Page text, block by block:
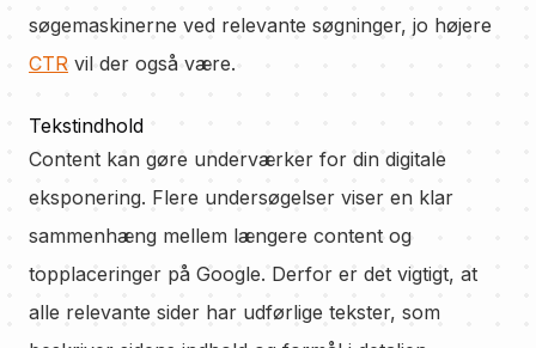
søgemaskinerne ved relevante søgninger, jo højere
CTR vil der også være.
Tekstindhold
Content kan gøre underværker for din digitale
eksponering. Flere undersøgelser viser en klar
sammenhæng mellem længere content og
topplaceringer på Google. Derfor er det vigtigt, at
alle relevante sider har udførlige tekster, som